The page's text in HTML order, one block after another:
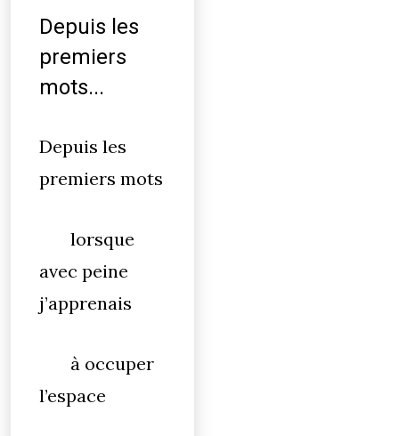
Depuis les
premiers
mots...
Depuis les
premiers mots
lorsque
avec peine
j’apprenais
à occuper
l’espace